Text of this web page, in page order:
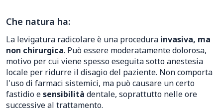
Che natura ha:
La levigatura radicolare è una procedura invasiva, ma
non chirurgica. Può essere moderatamente dolorosa,
motivo per cui viene spesso eseguita sotto anestesia
locale per ridurre il disagio del paziente. Non comporta
l'uso di farmaci sistemici, ma può causare un certo
fastidio esensibilità dentale, soprattutto nelle ore
successive al trattamento.